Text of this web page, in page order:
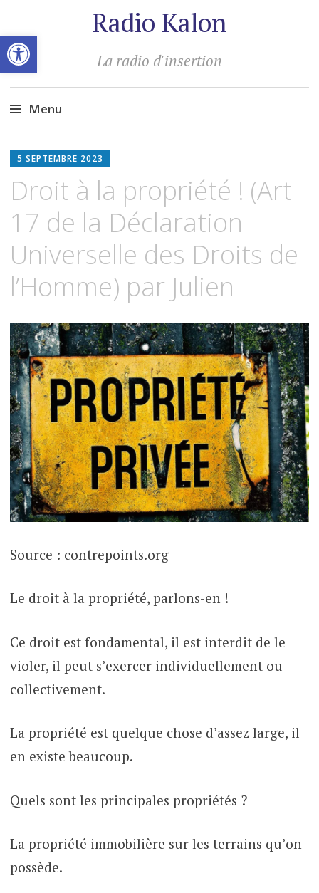
Ouvrir la barre d’outils
Radio Kalon
La radio d'insertion
Menu
au
principal
5 SEPTEMBRE 2023
Droit à la propriété ! (Art
17 de la Déclaration
Universelle des Droits de
l’Homme) par Julien
Source : contrepoints.org
Le droit à la propriété, parlons-en !
Ce droit est fondamental, il est interdit de le
violer, il peut s’exercer individuellement ou
collectivement.
La propriété est quelque chose d’assez large, il
en existe beaucoup.
Quels sont les principales propriétés ?
La propriété immobilière sur les terrains qu’on
possède.